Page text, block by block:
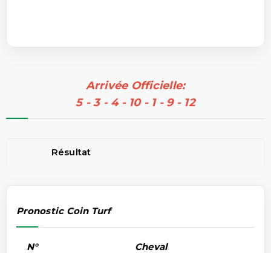
Arrivée Officielle:
5 - 3 - 4 - 10 - 1 - 9 - 12
Résultat
Pronostic Coin Turf
N° Cheval